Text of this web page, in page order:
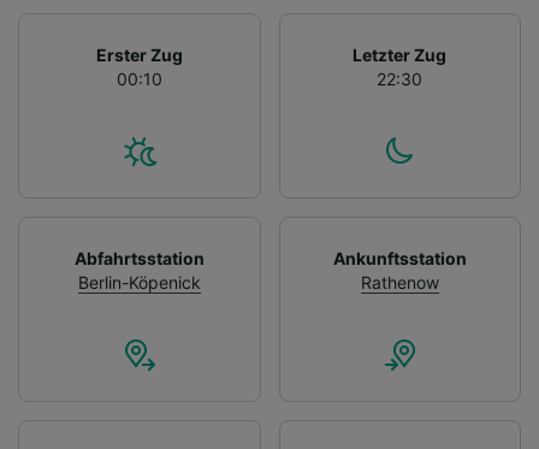
Erster Zug
00:10
Letzter Zug
22:30
Abfahrtsstation
Berlin-Köpenick
Ankunftsstation
Rathenow